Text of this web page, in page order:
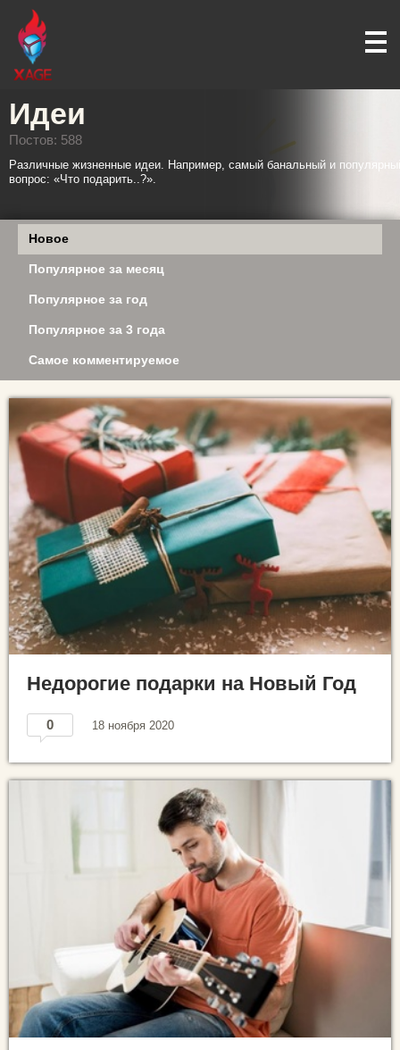
Идеи
Постов: 588
Различные жизненные идеи. Например, самый банальный и
вопрос: «Что подарить..?».
Новое
Популярное за месяц
Популярное за год
Популярное за 3 года
Самое комментируемое
Недорогие подарки на Новый Год
0 18 ноября 2020